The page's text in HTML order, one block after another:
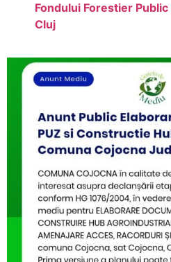
Fondului Forestier
Cluj